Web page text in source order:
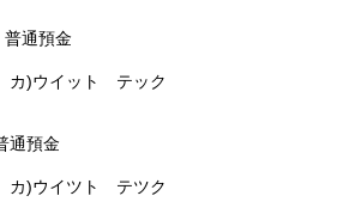
通預金
)ウイット テック
通預金
)ウイツト テツク